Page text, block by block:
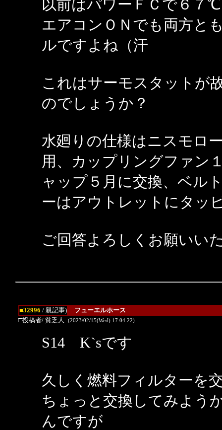
以前はパワーＦＣで６７
エアコンＯＮでも両方と
ルですよね（汗
これはサーモスタットが
のでしょうか？
水廻りの仕様はニスモロ
用、カップリングファン
ャップ５月に交換、ベル
ーはアウトレットにタッ
ご回答よろしくお願いい
■32996 / 親記事)
フューエルホース
□投稿者/ 貧乏人 -(2023/02/15(Wed) 17:04:22)
S14 K`sです
久しく燃料フィルターを
ちょっと交換してみよう
んですが